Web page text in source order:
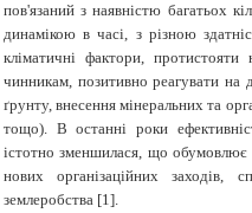
пов'язаний з наявністю багатьох
динамікою в часі, з різною
кліматичні фактори, протистояти
чинникам, позитивно реагувати на
ґрунту, внесення мінеральних та
тощо). В останні роки
істотно зменшилася, що обумовлює
нових організаційних заходів,
землеробства [1].